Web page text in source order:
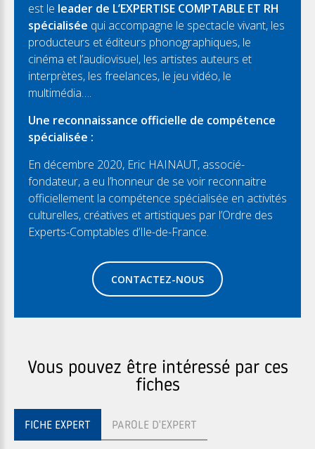
est le leader de L’EXPERTISE COMPTABLE ET RH
spécialisée qui accompagne le spectacle vivant, les
producteurs et éditeurs phonographiques, le
cinéma et l’audiovisuel, les artistes auteurs et
interprètes, les freelances, le jeu vidéo, le
multimédia….
Une reconnaissance officielle de compétence
spécialisée :
En décembre 2020, Eric HAINAUT, associé-
fondateur, a eu l’honneur de se voir reconnaitre
officiellement la compétence spécialisée en activités
culturelles, créatives et artistiques par l’Ordre des
Experts-Comptables d’Ile-de-France.
CONTACTEZ-NOUS
Vous pouvez être intéressé par ces
fiches
FICHE EXPERT PAROLE D'EXPERT